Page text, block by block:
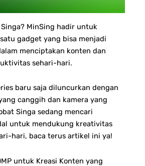
MinSing hadir untuk
gadget yang bisa menjadi
menciptakan konten dan
sehari-hari.
baru saja diluncurkan dengan
canggih dan kamera yang
Singa sedang mencari
untuk mendukung kreativitas
hari, baca terus artikel ini ya!
untuk Kreasi Konten yang